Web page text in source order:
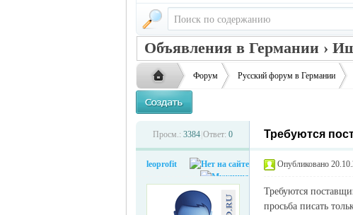
Объявления в Германии ›
Русская ›
Форум
›
Русский форум в Германии
›
Просм.: 3384 Ответ: 0 Требуются
leoprofit Опубликовано
Требуются
просьба писать